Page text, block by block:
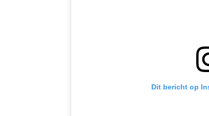
Dit bericht op